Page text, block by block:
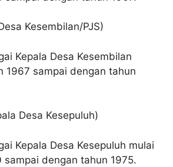
Kesembilan/PJS)
Kepala Desa Kesembilan
1967 sampai dengan tahun
Desa Kesepuluh)
Kepala Desa Kesepuluh mulai
sampai dengan tahun 1975.